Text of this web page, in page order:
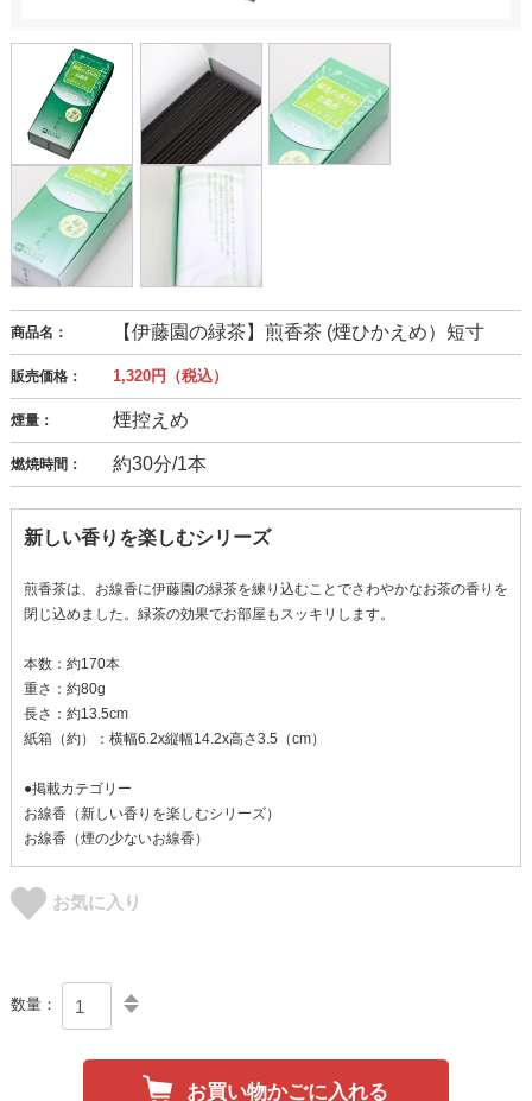
商品名： 【伊藤園の緑茶】煎香茶 (煙ひかえめ）短寸
販売価格： 1,320円（税込）
煙量： 煙控えめ
燃焼時間： 約30分/1本
新しい香りを楽しむシリーズ
煎香茶は、お線香に伊藤園の緑茶を練り込むことでさわやかなお茶の香りを
閉じ込めました。緑茶の効果でお部屋もスッキリします。
本数：約170本
重さ：約80g
長さ：約13.5cm
紙箱（約）：横幅6.2x縦幅14.2x高さ3.5（cm）
●掲載カテゴリー
お線香（新しい香りを楽しむシリーズ）
お線香（煙の少ないお線香）
お気に入り
数量：
お買い物かごに入れる